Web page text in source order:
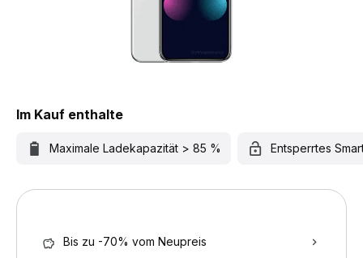
Im Kauf enthalte
Maximale Ladekapazität > 85 % Entsperrtes
Bis zu -70% vom Neupreis